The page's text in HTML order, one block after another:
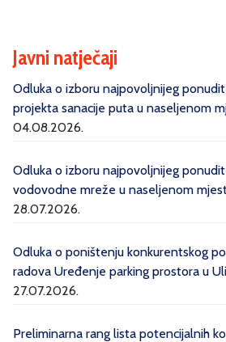
Javni natječaji
Odluka o izboru najpovoljnijeg
projekta sanacije puta u naseljenom
04.08.2026.
Odluka o izboru najpovoljnijeg
vodovodne mreže u naseljenom
28.07.2026.
Odluka o poništenju konkurentskog
radova Uređenje parking prostora u
27.07.2026.
Preliminarna rang lista potencijalnih